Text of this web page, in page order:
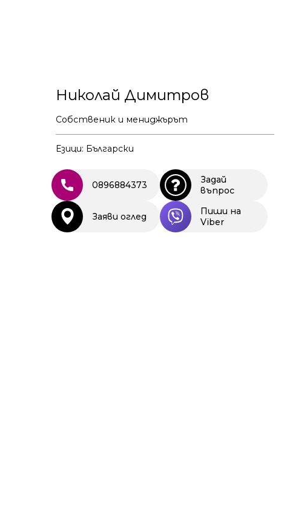
Николай Димитров
Собственик и мениджърът
Езици: Български
0896884373
Задай
въпрос
Заяви оглед
Пиши на
Viber